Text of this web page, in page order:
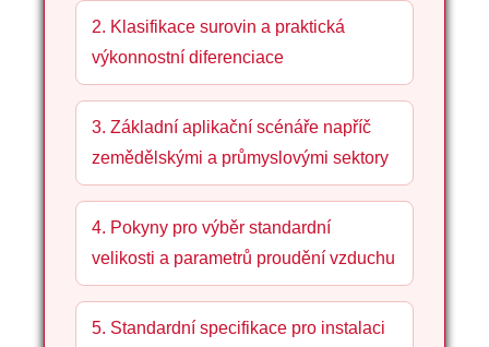
2. Klasifikace surovin a praktická
výkonnostní diferenciace
3. Základní aplikační scénáře napříč
zemědělskými a průmyslovými sektory
4. Pokyny pro výběr standardní
velikosti a parametrů proudění vzduchu
5. Standardní specifikace pro instalaci